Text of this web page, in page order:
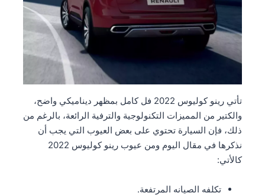
تأتي رينو كوليوس 2022 فل كامل بمظهر ديناميكي واضح،
والكتير من المميزات التكنولوجية والترفية الرائعة، بالرغم من
ذلك، فإن السيارة تحتوي على بعض العيوب التي يجب أن
نذكرها في مقال اليوم ومن عيوب رينو كوليوس 2022
كالأتي:
تكلفه الصيانه المرتفعة.